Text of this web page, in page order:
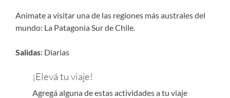
Animate a visitar una de las regiones más australes del
mundo: La Patagonia Sur de Chile.
Salidas: Diarias
¡Elevá tu viaje!
Agregá alguna de estas actividades a tu viaje